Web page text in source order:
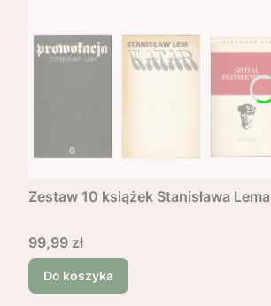
Zestaw 10 książek Stanisława Lema
Cena
99,99 zł
Do koszyka